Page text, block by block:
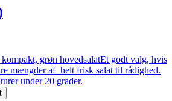
grøn hovedsalatEt godt valg, hvis
mængder af helt frisk salat til rådighed.
under 20 grader.